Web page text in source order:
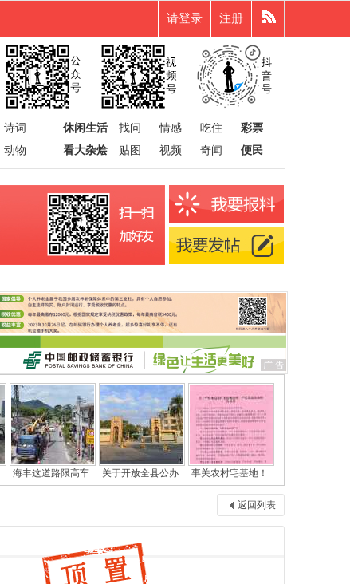
请登录 注册
诗词
动物
休闲生活 找问 情感 吃住
彩票
看大杂烩
贴图 视频 奇闻 便民
海丰这道路限高车 关于开放全县公办 事关农村宅基地！
返回列表